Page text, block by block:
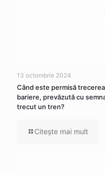
13 octombrie 2024
Când este permisă
bariere, prevăzută cu
trecut un tren?
Citeşte mai mult